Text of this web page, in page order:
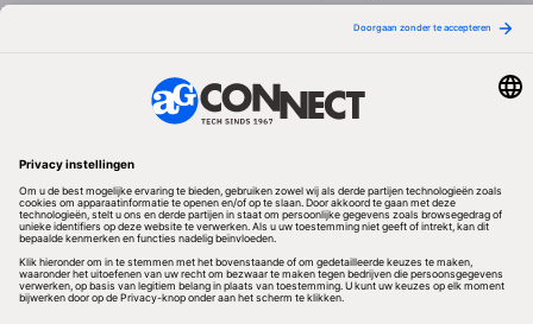
Adverteren
Nieuwsbrieven
Volg ons
Redactionele partner